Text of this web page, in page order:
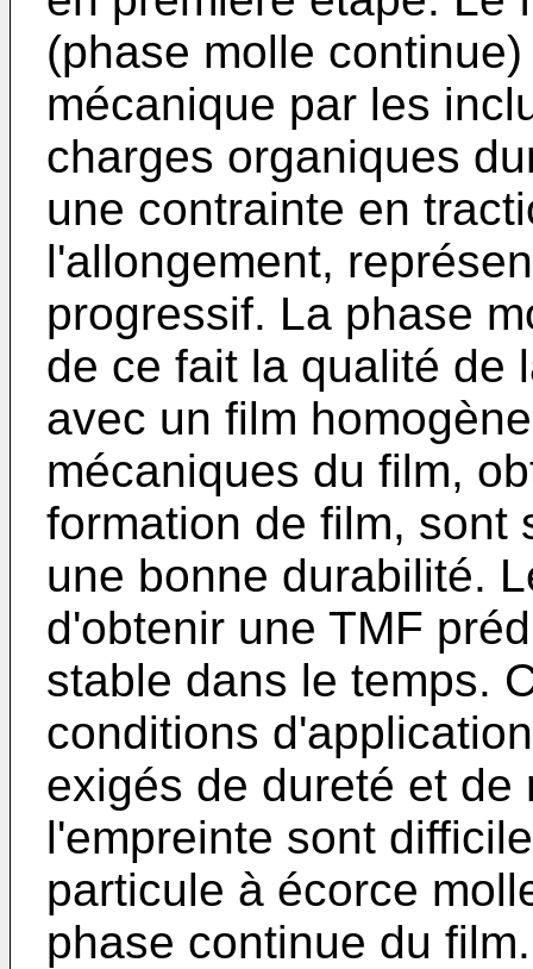
(phase molle
mécanique par les
charges organiques
une contrainte en
l'allongement,
progressif. La phase
de ce fait la qualité de
avec un film
mécaniques du film,
formation de film, sont
une bonne durabilité.
d'obtenir une TMF
stable dans le temps.
conditions
exigés de dureté et
l'empreinte sont
particule à écorce
phase continue du film.